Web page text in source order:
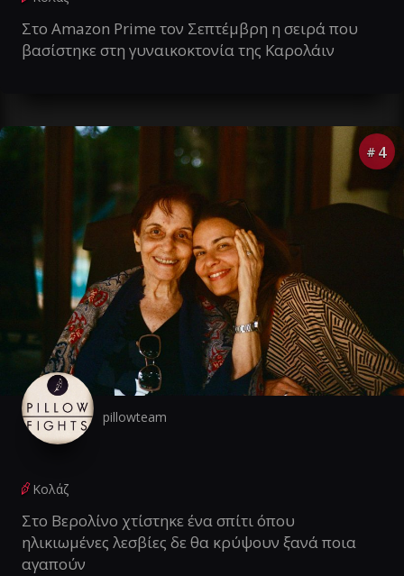
Στο Amazon Prime τον Σεπτέμβρη η σειρά που
βασίστηκε στη γυναικοκτονία της Καρολάιν
# 4
pillowteam
Κολάζ
Στο Βερολίνο χτίστηκε ένα σπίτι όπου
ηλικιωμένες λεσβίες δε θα κρύψουν ξανά ποια
αγαπούν